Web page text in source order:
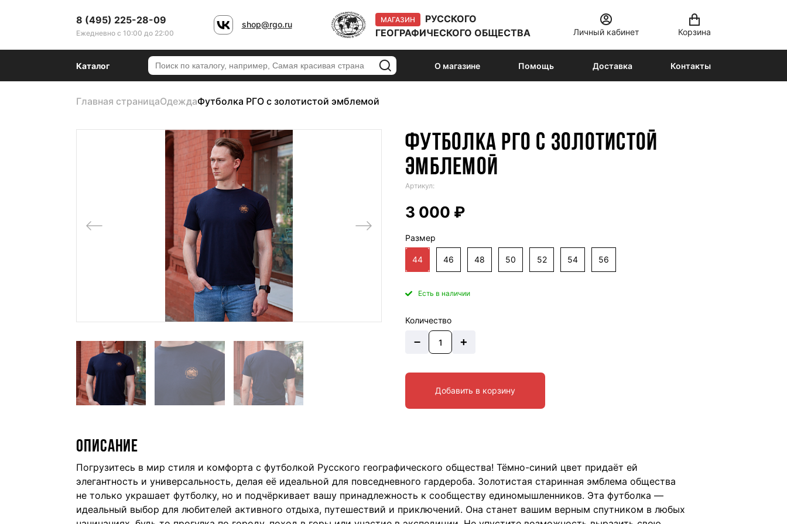
8 (495) 225-28-09
Ежедневно с 10:00 до 22:00
shop@rgo.ru МАГАЗИН
РУССКОГО
ГЕОГРАФИЧЕСКОГО ОБЩЕСТВА
Личный кабинет Корзина
Каталог О магазине Помощь Доставка Контакты
Главная страницаОдеждаФутболка РГО с золотистой эмблемой
ФУТБОЛКА РГО С ЗОЛОТИСТОЙ
ЭМБЛЕМОЙ
Артикул:
3 000 ₽
Размер
44 46 48 50 52 54 56
Есть в наличии
Количество
– +
Добавить в корзину
ОПИСАНИЕ
Погрузитесь в мир стиля и комфорта с футболкой Русского географического общества! Тёмно-синий цвет придаёт ей
элегантность и универсальность, делая её идеальной для повседневного гардероба. Золотистая старинная эмблема общества
не только украшает футболку, но и подчёркивает вашу принадлежность к сообществу единомышленников. Эта футболка —
идеальный выбор для любителей активного отдыха, путешествий и приключений. Она станет вашим верным спутником в любых